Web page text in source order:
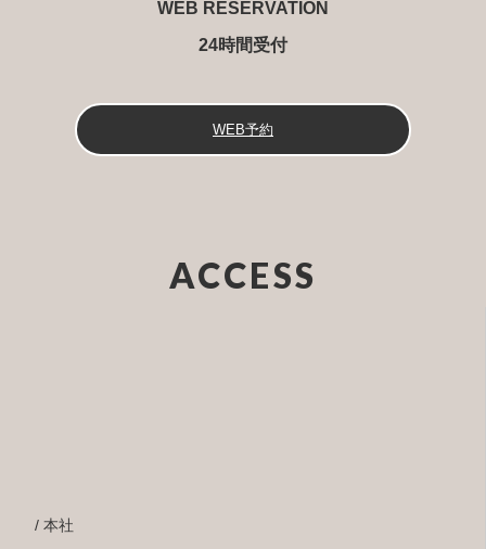
WEB RESERVATION
24時間受付
WEB予約
ACCESS
/ 本社